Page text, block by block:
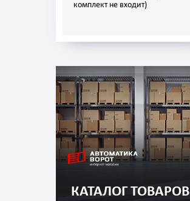
комплект не входит)
КАТАЛОГ ТОВАРОВ